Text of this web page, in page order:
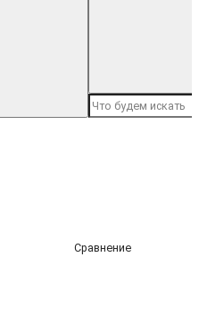
Сравнение